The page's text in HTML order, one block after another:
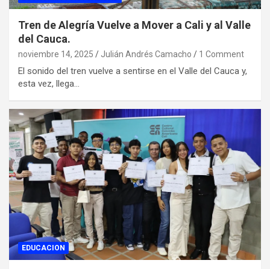
Tren de Alegría Vuelve a Mover a Cali y al Valle
del Cauca.
noviembre 14, 2025 Julián Andrés Camacho 1 Comment
El sonido del tren vuelve a sentirse en el Valle del Cauca y,
esta vez, llega…
EDUCACION